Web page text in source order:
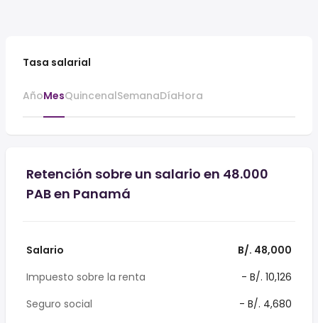
Tasa salarial
AñoMesQuincenalSemanaDíaHora
Retención sobre un salario en 48.000
PAB en Panamá
Salario
B/. 48,000
Impuesto sobre la renta
- B/. 10,126
Seguro social
- B/. 4,680